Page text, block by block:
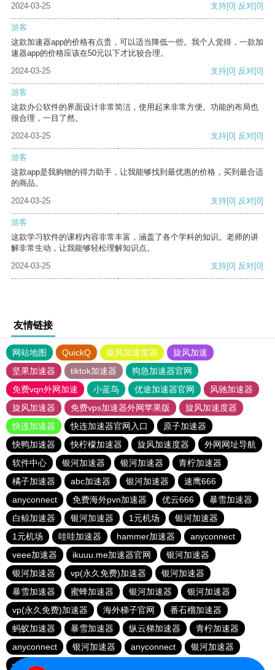
2024-03-25 支持[0] 反对[0]
游客
这款加速器app的价格有点贵，可以适当降低一些。我个人觉得，一款加
速器app的价格应该在50元以下才比较合理。
2024-03-25
支持[0] 反对[0]
游客
这款办公软件的界面设计非常简洁，使用起来非常方便。功能的布局也
很合理，一目了然。
2024-03-25
支持[0] 反对[0]
游客
这款app是我购物的得力助手，让我能够找到最优惠的价格，买到最合适
的商品。
2024-03-25
支持[0] 反对[0]
游客
这款学习软件的课程内容非常丰富，涵盖了各个学科的知识。老师的讲
解非常生动，让我能够轻松理解知识点。
2024-03-25
支持[0] 反对[0]
友情链接
网站地图 QuickQ 旋风加速度器
旋风加速
坚果加速器
tiktok加速器
狗急加速器官网
免费vqn外网加速
小蓝鸟 优途加速器官网
风驰加速器
旋风加速器
免费vps加速器外网苹果版
旋风加速度器
快连加速器
快连加速器官网入口
原子加速器
快鸭加速器
快柠檬加速器 旋风加速度器
外网网址导航
软件中心
银河加速器 银河加速器
青柠加速器
橘子加速器
abc加速器 银河加速器
速鹰666
anyconnect
免费海外pvn加速器 优云666
暴雪加速器
白鲸加速器
银河加速器 1元机场
银河加速器
1元机场
哇哇加速器 hammer加速器
anyconnect
veee加速器
ikuuu.me加速器官网
银河加速器
银河加速器
vp(永久免费)加速器
银河加速器
暴雪加速器
蜜蜂加速器 银河加速器
银河加速器
vp(永久免费)加速器
海外梯子官网
番石榴加速器
蚂蚁加速器
暴雪加速器 纵云梯加速器
青柠加速器
anyconnect
银河加速器 anyconnect
银河加速器
vp(永久免费)加速器